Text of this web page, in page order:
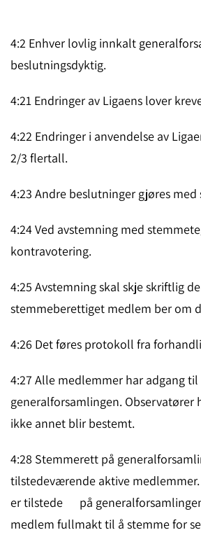
4:2 Enhver lovlig innkalt
beslutningsdyktig.
4:21 Endringer av Ligaens lover
4:22 Endringer i anvendelse av
2/3 flertall.
4:23 Andre beslutninger gjøres
4:24 Ved avstemning med
kontravotering.
4:25 Avstemning skal skje skriftlig
stemmeberettiget medlem ber om
4:26 Det føres protokoll fra
4:27 Alle medlemmer har adgang til
generalforsamlingen. Observatører
ikke annet blir bestemt.
4:28 Stemmerett på
tilstedeværende aktive
er tilstede på
medlem fullmakt til å stemme for